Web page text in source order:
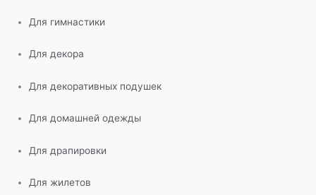
Для гимнастики
Для декора
Для декоративных подушек
Для домашней одежды
Для драпировки
Для жилетов